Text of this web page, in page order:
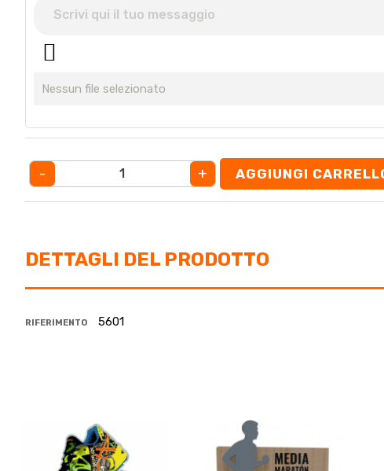
- + AGGIUNGI
Nessun file selezionato
DETTAGLI DEL PRODOTTO
RIFERIMENTO 5601